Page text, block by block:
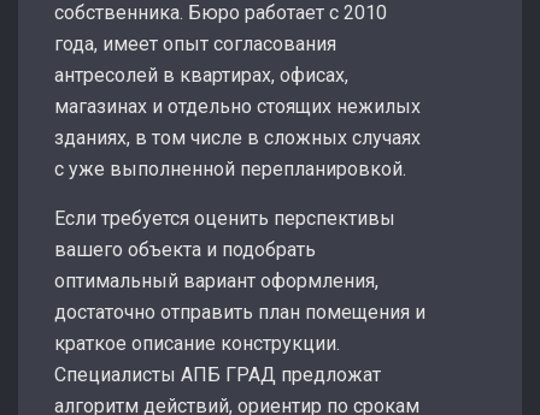
собственника. Бюро работает с 2010
года, имеет опыт согласования
антресолей в квартирах, офисах,
магазинах и отдельно стоящих нежилых
зданиях, в том числе в сложных случаях
с уже выполненной перепланировкой.
Если требуется оценить перспективы
вашего объекта и подобрать
оптимальный вариант оформления,
достаточно отправить план помещения и
краткое описание конструкции.
Специалисты АПБ ГРАД предложат
алгоритм действий, ориентир по срокам